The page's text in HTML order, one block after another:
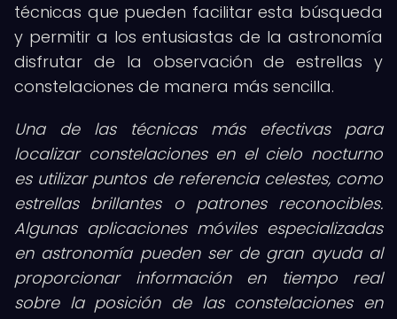
técnicas que pueden facilitar esta búsqueda
y permitir a los entusiastas de la astronomía
disfrutar de la observación de estrellas y
constelaciones de manera más sencilla.
Una de las técnicas más efectivas para
localizar constelaciones en el cielo nocturno
es utilizar puntos de referencia celestes, como
estrellas brillantes o patrones reconocibles.
Algunas aplicaciones móviles especializadas
en astronomía pueden ser de gran ayuda al
proporcionar información en tiempo real
sobre la posición de las constelaciones en